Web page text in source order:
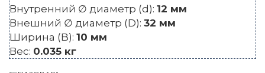
Внутренний ∅ диаметр (d): 12 мм
Внешний ∅ диаметр (D): 32 мм
Ширина (B): 10 мм
Вес: 0.035 кг